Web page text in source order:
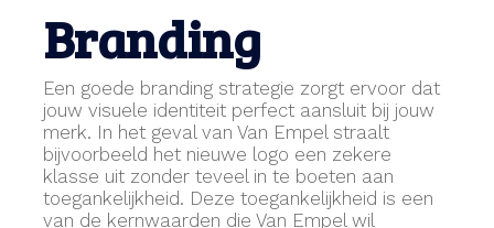
Branding
Een goede branding strategie zorgt ervoor dat
jouw visuele identiteit perfect aansluit bij jouw
merk. In het geval van Van Empel straalt
bijvoorbeeld het nieuwe logo een zekere
klasse uit zonder teveel in te boeten aan
toegankelijkheid. Deze toegankelijkheid is een
van de kernwaarden die Van Empel wil